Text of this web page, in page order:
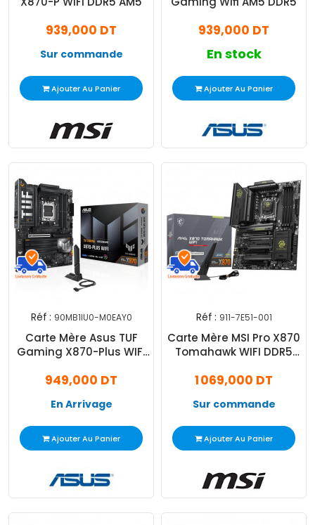
939,000 DT
Sur commande
Ajouter Au Panier
939,000 DT
En stock
Ajouter Au Panier
Réf : 90MB1IU0-M0EAY0
Carte Mère Asus TUF
Gaming X870-Plus WIFI
949,000 DT
En Arrivage
Ajouter Au Panier
Réf : 911-7E51-001
Carte Mère MSI Pro X870
Tomahawk WIFI DDR5
1 069,000 DT
Sur commande
Ajouter Au Panier